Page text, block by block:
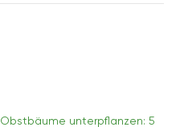
Obstbäume unterpflanzen: 5